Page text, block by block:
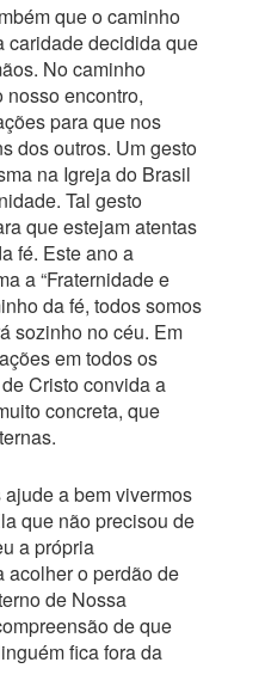
que o caminho
caridade decidida que
No caminho
encontro,
para que nos
dos outros. Um gesto
na Igreja do Brasil
Tal gesto
que estejam atentas
fé. Este ano a
a “Fraternidade e
da fé, todos somos
sozinho no céu. Em
em todos os
Cristo convida a
concreta, que
a bem vivermos
que não precisou de
a própria
acolher o perdão de
de Nossa
de que
fica fora da